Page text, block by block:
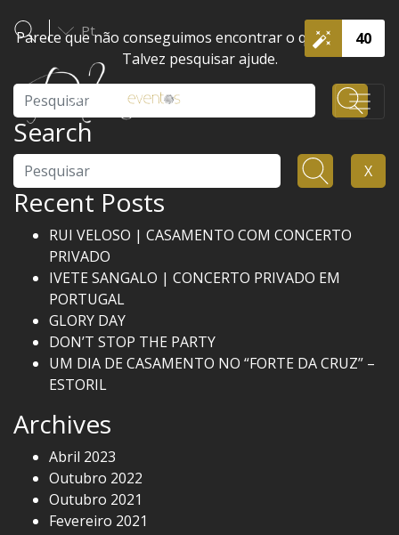
40
Pt
Parece que não conseguimos encontrar o que procura.
Talvez pesquisar ajude.
Search
Pesquisar X
Recent Posts
RUI VELOSO | CASAMENTO COM CONCERTO
PRIVADO
IVETE SANGALO | CONCERTO PRIVADO EM
PORTUGAL
GLORY DAY
DON’T STOP THE PARTY
UM DIA DE CASAMENTO NO “FORTE DA CRUZ” –
ESTORIL
Archives
Abril 2023
Outubro 2022
Outubro 2021
Fevereiro 2021